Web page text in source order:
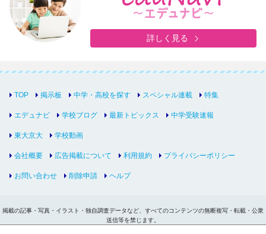
詳しく見る
TOP 掲示板 中学・高校を探す スペシャル連載 特集
エデュナビ 学校ブログ 最新トピックス 中学受験速報
東大京大 学校動画
会社概要 広告掲載について 利用規約 プライバシーポリシー
お問い合わせ 削除申請 ヘルプ
掲載の記事・写真・イラスト・独自調査データなど、すべてのコンテンツの無断複写・転載・公衆
送信等を禁じます。